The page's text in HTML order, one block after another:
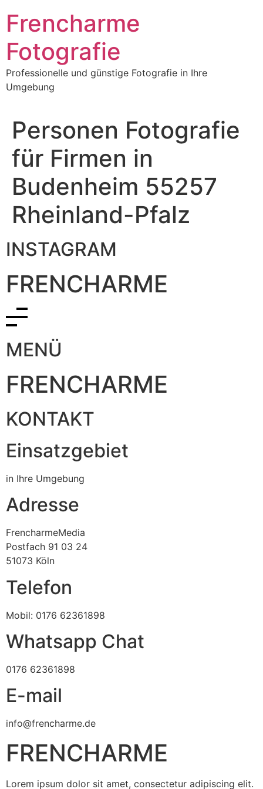
Frencharme
Fotografie
Professionelle und günstige Fotografie in Ihre
Umgebung
Personen Fotografie
für Firmen in
Budenheim 55257
Rheinland-Pfalz
INSTAGRAM
FRENCHARME
MENÜ
FRENCHARME
KONTAKT
Einsatzgebiet
in Ihre Umgebung
Adresse
FrencharmeMedia
Postfach 91 03 24
51073 Köln
Telefon
Mobil: 0176 62361898
Whatsapp Chat
0176 62361898
E-mail
info@frencharme.de
FRENCHARME
Lorem ipsum dolor sit amet, consectetur adipiscing elit.